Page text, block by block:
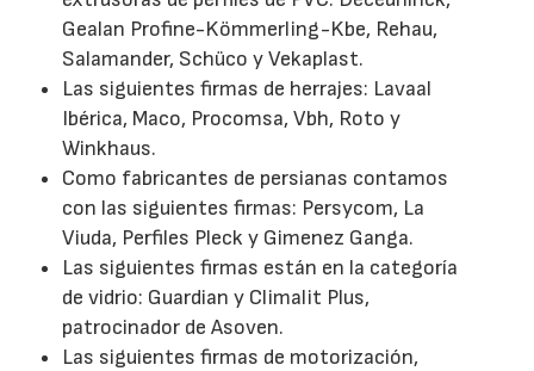
Gealan Profine-Kömmerling-Kbe, Rehau,
Salamander, Schüco y Vekaplast.
Las siguientes firmas de herrajes: Lavaal
Ibérica, Maco, Procomsa, Vbh, Roto y
Winkhaus.
Como fabricantes de persianas contamos
con las siguientes firmas: Persycom, La
Viuda, Perfiles Pleck y Gimenez Ganga.
Las siguientes firmas están en la categoría
de vidrio: Guardian y Climalit Plus,
patrocinador de Asoven.
Las siguientes firmas de motorización,